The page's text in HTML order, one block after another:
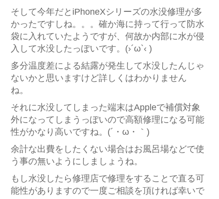
そして今年だとiPhoneXシリーズの水没修理が多
かったですしね。。。確か海に持って行って防水
袋に入れていたようですが、何故か内部に水が侵
入して水没したっぽいです。(›´ω`‹ )
多分温度差による結露が発生して水没したんじゃ
ないかと思いますけど詳しくはわかりません
ね。
それに水没してしまった端末はAppleで補償対象
外になってしまうっぽいので高額修理になる可能
性がかなり高いですね。(´・ω・｀)
余計な出費をしたくない場合はお風呂場などで使
う事の無いようにしましょうね。
もし水没したら修理店で修理をすることで直る可
能性がありますので一度ご相談を頂ければ幸いで